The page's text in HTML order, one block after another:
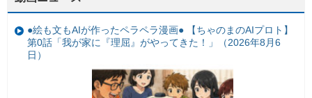
●絵も文もAIが作ったペラペラ漫画● 【ちゃのまのAIプロト】
第0話「我が家に『理屈』がやってきた！」（2026年8月6
日）